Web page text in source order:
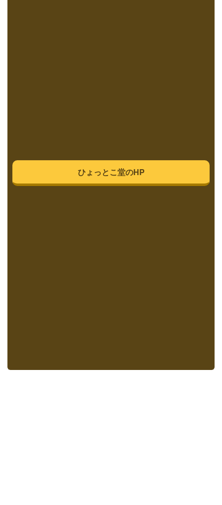
ひょっとこ堂のHP